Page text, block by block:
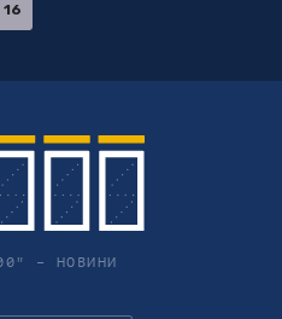
16
– НОВИНИ